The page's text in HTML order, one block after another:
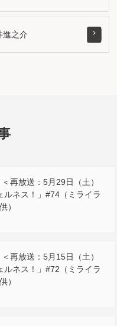
進之介
再放送：5月29日（土）
ネス！」#74（ミライラ
）
再放送：5月15日（土）
ネス！」#72（ミライラ
）